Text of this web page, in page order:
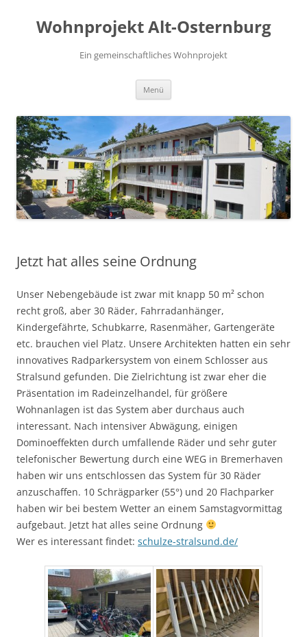
springen
Wohnprojekt Alt-Osternburg
Ein gemeinschaftliches Wohnprojekt
Menü
Jetzt hat alles seine Ordnung
Unser Nebengebäude ist zwar mit knapp 50 m² schon
recht groß, aber 30 Räder, Fahrradanhänger,
Kindergefährte, Schubkarre, Rasenmäher, Gartengeräte
etc. brauchen viel Platz. Unsere Architekten hatten ein sehr
innovatives Radparkersystem von einem Schlosser aus
Stralsund gefunden. Die Zielrichtung ist zwar eher die
Präsentation im Radeinzelhandel, für größere
Wohnanlagen ist das System aber durchaus auch
interessant. Nach intensiver Abwägung, einigen
Dominoeffekten durch umfallende Räder und sehr guter
telefonischer Bewertung durch eine WEG in Bremerhaven
haben wir uns entschlossen das System für 30 Räder
anzuschaffen. 10 Schrägparker (55°) und 20 Flachparker
haben wir bei bestem Wetter an einem Samstagvormittag
aufgebaut. Jetzt hat alles seine Ordnung
Wer es interessant findet: schulze-stralsund.de/